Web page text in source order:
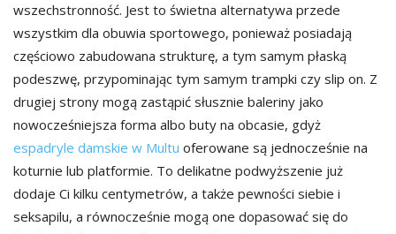
wszechstronność. Jest to świetna alternatywa przede
wszystkim dla obuwia sportowego, ponieważ posiadają
częściowo zabudowana strukturę, a tym samym płaską
podeszwę, przypominając tym samym trampki czy slip on. Z
drugiej strony mogą zastąpić słusznie baleriny jako
nowocześniejsza forma albo buty na obcasie, gdyż
espadryle damskie w Multu oferowane są jednocześnie na
koturnie lub platformie. To delikatne podwyższenie już
dodaje Ci kilku centymetrów, a także pewności siebie i
seksapilu, a równocześnie mogą one dopasować się do